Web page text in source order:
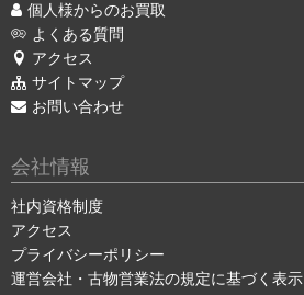
個人様からのお買取
よくある質問
アクセス
サイトマップ
お問い合わせ
会社情報
社内資格制度
アクセス
プライバシーポリシー
運営会社・古物営業法の規定に基づく表示